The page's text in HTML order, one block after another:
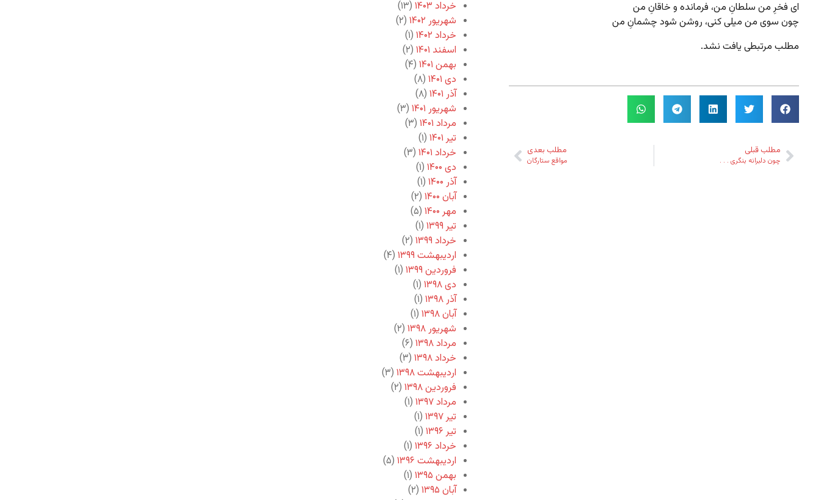
ای فخرِ من سلطانِ من، فرمانده و خاقانِ من
چون سوی من میلی کنی، روشن شود چشمانِ من
مطلب مرتبطی یافت نشد.
مطلب قبلی
چون دلبرانه بنگری . . .
مطلب بعدی
مواقع ستارگان
خرداد ۱۴۰۳
(۱۳)
شهریور ۱۴۰۲
(۲)
خرداد ۱۴۰۲
(۱)
اسفند ۱۴۰۱
(۲)
بهمن ۱۴۰۱
(۴)
دی ۱۴۰۱
(۸)
آذر ۱۴۰۱
(۸)
شهریور ۱۴۰۱
(۳)
مرداد ۱۴۰۱
(۳)
تیر ۱۴۰۱
(۱)
خرداد ۱۴۰۱
(۳)
دی ۱۴۰۰
(۱)
آذر ۱۴۰۰
(۱)
آبان ۱۴۰۰
(۲)
مهر ۱۴۰۰
(۵)
تیر ۱۳۹۹
(۱)
خرداد ۱۳۹۹
(۲)
اردیبهشت ۱۳۹۹
(۴)
فروردین ۱۳۹۹
(۱)
دی ۱۳۹۸
(۱)
آذر ۱۳۹۸
(۱)
آبان ۱۳۹۸
(۱)
شهریور ۱۳۹۸
(۲)
مرداد ۱۳۹۸
(۶)
خرداد ۱۳۹۸
(۳)
اردیبهشت ۱۳۹۸
(۳)
فروردین ۱۳۹۸
(۲)
مرداد ۱۳۹۷
(۱)
تیر ۱۳۹۷
(۱)
تیر ۱۳۹۶
(۱)
خرداد ۱۳۹۶
(۱)
اردیبهشت ۱۳۹۶
(۵)
بهمن ۱۳۹۵
(۱)
آبان ۱۳۹۵
(۲)